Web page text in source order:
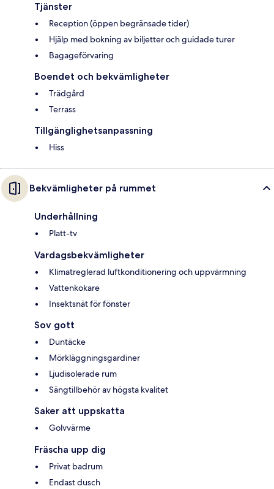
Tjänster
Reception (öppen begränsade tider)
Hjälp med bokning av biljetter och guidade turer
Bagageförvaring
Boendet och bekvämligheter
Trädgård
Terrass
Tillgänglighetsanpassning
Hiss
Bekvämligheter på rummet
Underhållning
Platt-tv
Vardagsbekvämligheter
Klimatreglerad luftkonditionering och uppvärmning
Vattenkokare
Insektsnät för fönster
Sov gott
Duntäcke
Mörkläggningsgardiner
Ljudisolerade rum
Sängtillbehör av högsta kvalitet
Saker att uppskatta
Golvvärme
Fräscha upp dig
Privat badrum
Endast dusch